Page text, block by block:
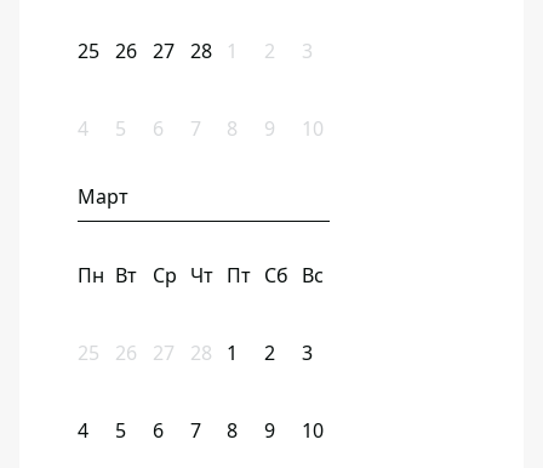
25 26 27 28 1 2 3
4 5 6 7 8 9 10
Март
Пн Вт Ср Чт Пт Сб Вс
25 26 27 28 1 2 3
4 5 6 7 8 9 10